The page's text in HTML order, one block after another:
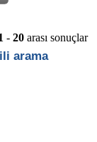
- 20 arası sonuçlar
arama